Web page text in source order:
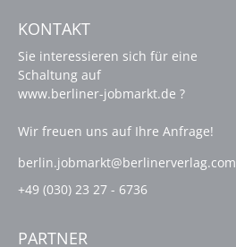
KONTAKT
Sie interessieren sich für eine
Schaltung auf
www.berliner-jobmarkt.de ?
Wir freuen uns auf Ihre Anfrage!
berlin.jobmarkt@berlinerverlag.com
+49 (030) 23 27 - 6736
PARTNER